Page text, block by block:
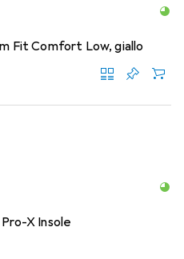
Fit Comfort Low, giallo
X Insole